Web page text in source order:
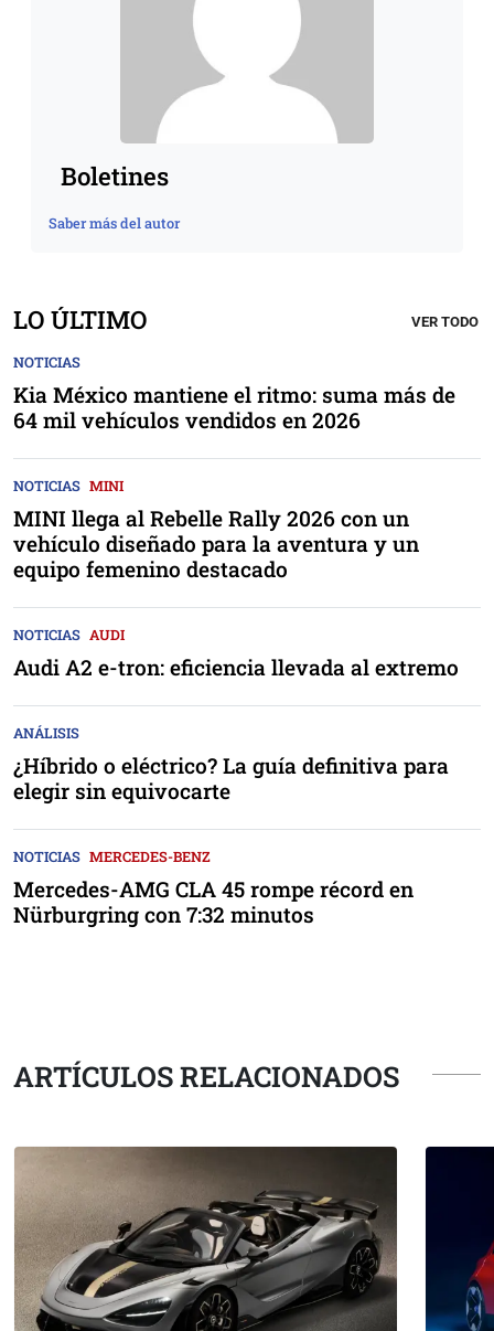
Boletines
Saber más del autor
LO ÚLTIMO VER TODO
NOTICIAS
Kia México mantiene el ritmo: suma más de
64 mil vehículos vendidos en 2026
NOTICIAS MINI
MINI llega al Rebelle Rally 2026 con un
vehículo diseñado para la aventura y un
equipo femenino destacado
NOTICIAS AUDI
Audi A2 e-tron: eficiencia llevada al extremo
ANÁLISIS
¿Híbrido o eléctrico? La guía definitiva para
elegir sin equivocarte
NOTICIAS MERCEDES-BENZ
Mercedes-AMG CLA 45 rompe récord en
Nürburgring con 7:32 minutos
ARTÍCULOS RELACIONADOS